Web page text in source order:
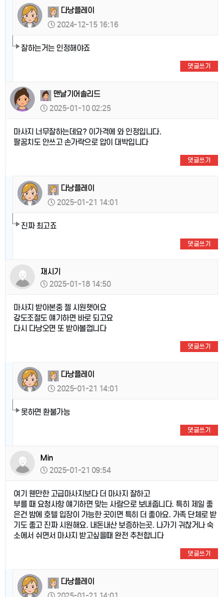
다낭플레이
2024-12-15 16:16
잘하는거는 인정해야죠
댓글쓰기
맨날기어솔리드
2025-01-10 02:25
마사지 너무잘하는데요? 이가격에 와 인정입니다.
팔꿈치도 안쓰고 손가락으로 압이 대박입니다
댓글쓰기
다낭플레이
2025-01-21 14:01
진짜 최고죠
댓글쓰기
재시기
2025-01-18 14:50
마사지 받아본중 젤 시원햇어요
강도조절도 얘기하면 바로 되고요
다시 다낭오면 또 받아볼껍니다
댓글쓰기
다낭플레이
2025-01-21 14:01
못하면 환불가능
댓글쓰기
Min
2025-01-21 09:54
여기 웬만한 고급마사지보다 더 마사지 잘하고
부를 때 요청사항 얘기하면 맞는 사람으로 보내줍니다. 특히 제일 좋
은건 밤에 호텔 입장이 가능한 곳이면 특히 더 좋아요. 가족 단체로 받
기도 좋고 진짜 시원해요. 내돈내산 보증하는곳. 나가기 귀찮거나 숙
소에서 쉬면서 마사지 받고싶을때 완전 추천합니다
댓글쓰기
다낭플레이